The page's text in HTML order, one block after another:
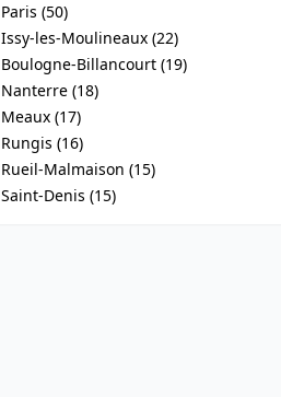
Paris (50)
Issy-les-Moulineaux (22)
Boulogne-Billancourt (19)
Nanterre (18)
Meaux (17)
Rungis (16)
Rueil-Malmaison (15)
Saint-Denis (15)